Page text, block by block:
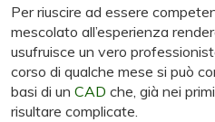
Per riuscire ad essere
mescolato all’esperienza
usufruisce un vero
corso di qualche mese si può
basi di un CAD che, già nei
risultare complicate.